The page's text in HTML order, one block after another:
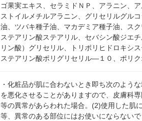
ゴ果実エキス、セラミドＮＰ、アラニン、
ストイルメチルアラニン、グリセリルグル
油、ツバキ種子油、マカデミア種子油、ス
ステアリン酸ステアリル、セバシン酸ジエ
リン酸）グリセリル、トリポリヒドロキシ
ステアリン酸ポリグリセリル―１０、ポリ
・化粧品が肌に合わないとき即ち次のよう
を悪化させることがありますので、皮膚科
等の異常があらわれた場合。(2)使用した肌
等、異常のある部位にはお使いにならない